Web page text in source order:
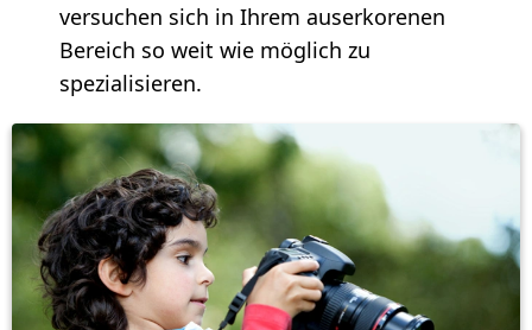
versuchen sich in Ihrem auserkorenen
Bereich so weit wie möglich zu
spezialisieren.